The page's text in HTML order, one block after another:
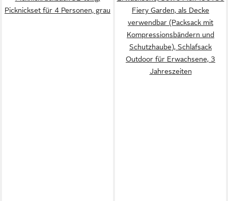
Picknickset für 4 Personen, grau
Fiery Garden, als Decke
verwendbar (Packsack mit
Kompressionsbändern und
Schutzhaube), Schlafsack
Outdoor für Erwachsene, 3
Jahreszeiten